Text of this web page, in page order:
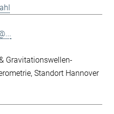
Gravitationswellen-
Standort Hannover